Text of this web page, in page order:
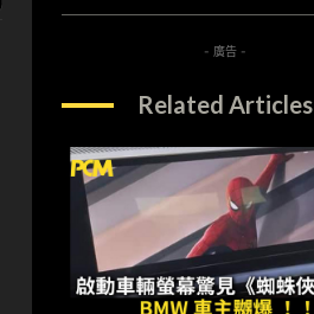
- 廣告 -
Related Articles